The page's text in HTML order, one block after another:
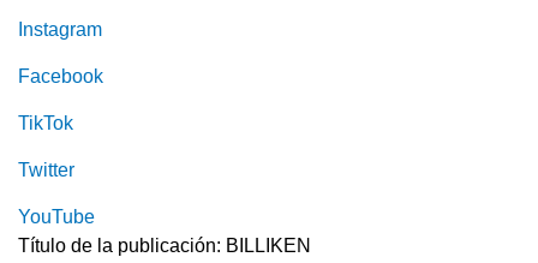
Instagram
Facebook
TikTok
Twitter
YouTube
Título de la publicación: BILLIKEN